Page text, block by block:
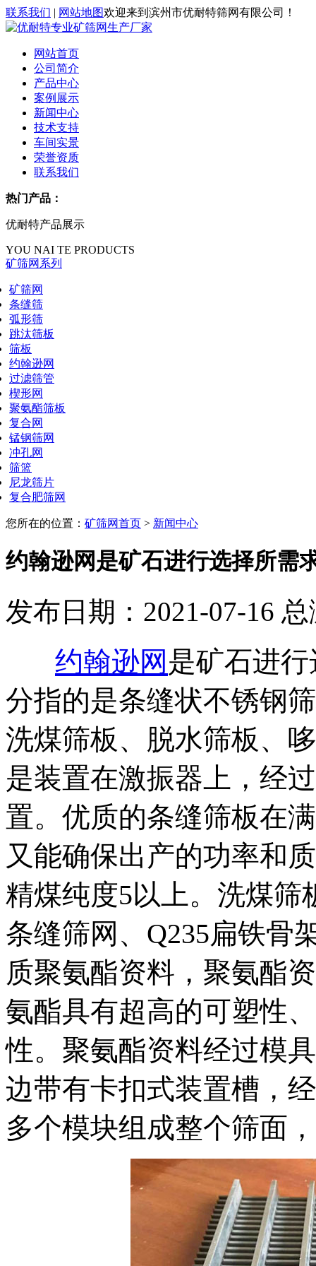
联系我们 | 网站地图欢迎来到滨州市优耐特筛网有限公司！
网站首页
公司简介
产品中心
案例展示
新闻中心
技术支持
车间实景
荣誉资质
联系我们
热门产品：
优耐特产品展示
YOU NAI TE PRODUCTS
矿筛网系列
矿筛网
条缝筛
弧形筛
跳汰筛板
筛板
约翰逊网
过滤筛管
楔形网
聚氨酯筛板
复合网
锰钢筛网
冲孔网
筛篮
尼龙筛片
复合肥筛网
您所在的位置： 矿筛网首页 > 新闻中心
约翰逊网是矿石进行选择所需
发布日期：2021-07-16
约翰逊网 是矿石进
分指的是条缝状不锈钢
洗煤筛板、脱水筛板、
是装置在激振器上，经
置。优质的条缝筛板在
又能确保出产的功率和
精煤纯度5以上。洗煤筛
条缝筛网、Q235扁铁骨
质聚氨酯资料，聚氨酯
氨酯具有超高的可塑性
性。聚氨酯资料经过模
边带有卡扣式装置槽，
多个模块组成整个筛面